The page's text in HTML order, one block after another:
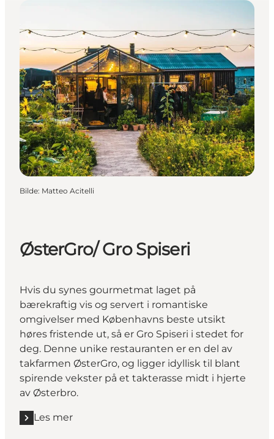
Bilde: Matteo Acitelli
ØsterGro/ Gro Spiseri
Hvis du synes gourmetmat laget på
bærekraftig vis og servert i romantiske
omgivelser med Københavns beste utsikt
høres fristende ut, så er Gro Spiseri i stedet for
deg. Denne unike restauranten er en del av
takfarmen ØsterGro, og ligger idyllisk til blant
spirende vekster på et takterasse midt i hjerte
av Østerbro.
Les mer
Les mer "ØsterGro/ Gro Spiseri "